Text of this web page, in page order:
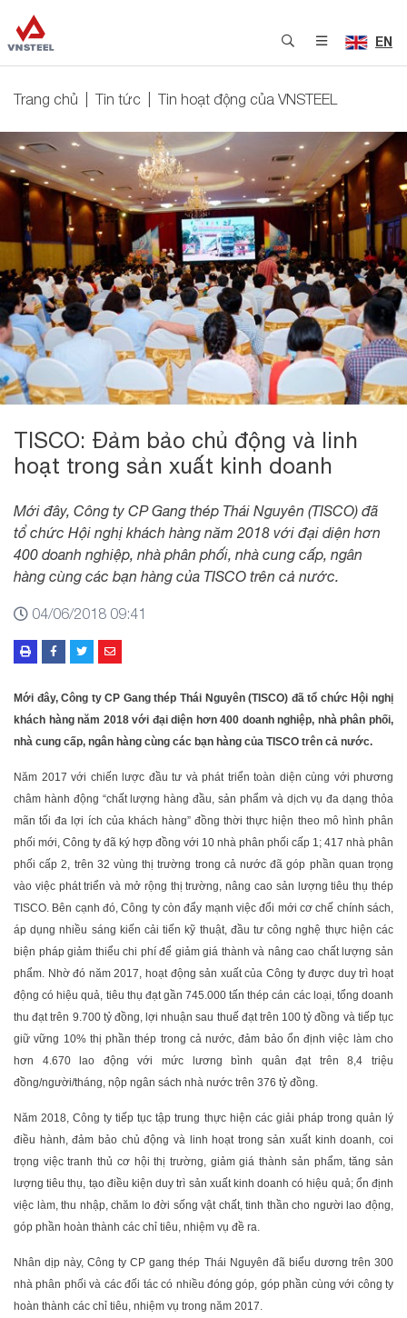
EN
Trang chủ Tin tức Tin hoạt động của VNSTEEL
TISCO: Đảm bảo chủ động và linh
hoạt trong sản xuất kinh doanh
Mới đây, Công ty CP Gang thép Thái Nguyên (TISCO) đã
tổ chức Hội nghị khách hàng năm 2018 với đại diện hơn
400 doanh nghiệp, nhà phân phối, nhà cung cấp, ngân
hàng cùng các bạn hàng của TISCO trên cả nước.
04/06/2018 09:41
Mới đây, Công ty CP Gang thép Thái Nguyên (TISCO) đã tổ chức Hội nghị
khách hàng năm 2018 với đại diện hơn 400 doanh nghiệp, nhà phân phối,
nhà cung cấp, ngân hàng cùng các bạn hàng của TISCO trên cả nước.
Năm 2017 với chiến lược đầu tư và phát triển toàn diện cùng với phương
châm hành động “chất lượng hàng đầu, sản phẩm và dịch vụ đa dạng thỏa
mãn tối đa lợi ích của khách hàng” đồng thời thực hiện theo mô hình phân
phối mới, Công ty đã ký hợp đồng với 10 nhà phân phối cấp 1; 417 nhà phân
phối cấp 2, trên 32 vùng thị trường trong cả nước đã góp phần quan trọng
vào việc phát triển và mở rộng thị trường, nâng cao sản lượng tiêu thụ thép
TISCO. Bên cạnh đó, Công ty còn đẩy mạnh việc đổi mới cơ chế chính sách,
áp dụng nhiều sáng kiến cải tiến kỹ thuật, đầu tư công nghệ thực hiện các
biện pháp giảm thiểu chi phí để giảm giá thành và nâng cao chất lượng sản
phẩm. Nhờ đó năm 2017, hoạt động sản xuất của Công ty được duy trì hoạt
động có hiệu quả, tiêu thụ đạt gần 745.000 tấn thép cán các loại, tổng doanh
thu đạt trên 9.700 tỷ đồng, lợi nhuận sau thuế đạt trên 100 tỷ đồng và tiếp tục
giữ vững 10% thị phần thép trong cả nước, đảm bảo ổn định việc làm cho
hơn 4.670 lao động với mức lương bình quân đạt trên 8,4 triệu
đồng/người/tháng, nộp ngân sách nhà nước trên 376 tỷ đồng.
Năm 2018, Công ty tiếp tục tập trung thực hiện các giải pháp trong quản lý
điều hành, đảm bảo chủ động và linh hoạt trong sản xuất kinh doanh, coi
trọng việc tranh thủ cơ hội thị trường, giảm giá thành sản phẩm, tăng sản
lượng tiêu thụ, tạo điều kiện duy trì sản xuất kinh doanh có hiệu quả; ổn định
việc làm, thu nhập, chăm lo đời sống vật chất, tinh thần cho người lao động,
góp phần hoàn thành các chỉ tiêu, nhiệm vụ đề ra.
Nhân dịp này, Công ty CP gang thép Thái Nguyên đã biểu dương trên 300
nhà phân phối và các đối tác có nhiều đóng góp, góp phần cùng với công ty
hoàn thành các chỉ tiêu, nhiệm vụ trong năm 2017.